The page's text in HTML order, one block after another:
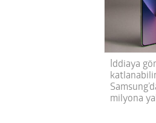
İddiaya
milyona